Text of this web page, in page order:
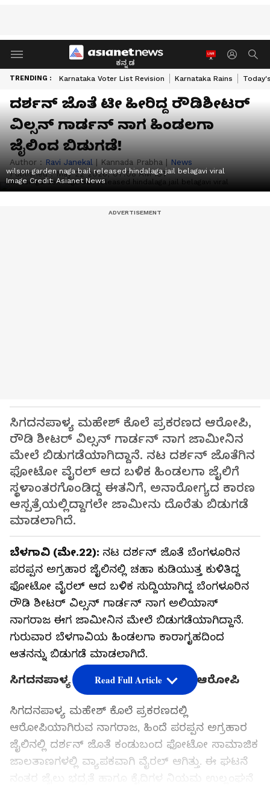
ಕನ್ನಡ
TRENDING : Karnataka Voter List Revision Karnataka Rains
ದರ್ಶನ್‌ ಜೊತೆ ಟೀ ಹೀರಿದ್ದ ರೌಡಿಶೀಟರ್
ವಿಲ್ಸನ್ ಗಾರ್ಡನ್ ನಾಗ ಹಿಂಡಲಗಾ
ಜೈಲಿಂದ ಬಿಡುಗಡೆ!
Author : Ravi Janekal | Kannada Prabha | News
Published :May 22 2026, 07:08 AM IST
wilson garden naga bail released hindalaga jail belagavi viral
Image Credit:Asianet News
ಸಿಗದನಪಾಳ್ಯ ಮಹೇಶ್ ಕೊಲೆ ಪ್ರಕರಣದ ಆರೋಪಿ,
ರೌಡಿ ಶೀಟರ್ ವಿಲ್ಸನ್ ಗಾರ್ಡನ್ ನಾಗ ಜಾಮೀನಿನ
ಮೇಲೆ ಬಿಡುಗಡೆಯಾಗಿದ್ದಾನೆ. ನಟ ದರ್ಶನ್ ಜೊತೆಗಿನ
ಫೋಟೋ ವೈರಲ್ ಆದ ಬಳಿಕ ಹಿಂಡಲಗಾ ಜೈಲಿಗೆ
ಸ್ಥಳಾಂತರಗೊಂಡಿದ್ದ ಈತನಿಗೆ, ಅನಾರೋಗ್ಯದ ಕಾರಣ
ಆಸ್ಪತ್ರೆಯಲ್ಲಿದ್ದಾಗಲೇ ಜಾಮೀನು ದೊರೆತು ಬಿಡುಗಡೆ
ಮಾಡಲಾಗಿದೆ.
ಬೆಳಗಾವಿ (ಮೇ.22): ನಟ ದರ್ಶನ್ ಜೊತೆ ಬೆಂಗಳೂರಿನ
ಪರಪ್ಪನ ಅಗ್ರಹಾರ ಜೈಲಿನಲ್ಲಿ ಚಹಾ ಕುಡಿಯುತ್ತ ಕುಳಿತಿದ್ದ
ಫೋಟೋ ವೈರಲ್ ಆದ ಬಳಿಕ ಸುದ್ದಿಯಾಗಿದ್ದ ಬೆಂಗಳೂರಿನ
ರೌಡಿ ಶೀಟರ್ ವಿಲ್ಸನ್ ಗಾರ್ಡನ್ ನಾಗ ಅಲಿಯಾಸ್
ನಾಗರಾಜ ಈಗ ಜಾಮೀನಿನ ಮೇಲೆ ಬಿಡುಗಡೆಯಾಗಿದ್ದಾನೆ.
ಗುರುವಾರ ಬೆಳಗಾವಿಯ ಹಿಂಡಲಗಾ ಕಾರಾಗೃಹದಿಂದ
ಆತನನ್ನು ಬಿಡುಗಡೆ ಮಾಡಲಾಗಿದೆ.
ಸಿಗದನಪಾಳ್ಯ ಮಹೇಶ್ ಕೊಲೆ ಪ್ರಕರಣದ ಆರೋಪಿ
ಸಿಗದನಪಾಳ್ಯ ಮಹೇಶ್ ಕೊಲೆ ಪ್ರಕರಣದಲ್ಲಿ
ಆರೋಪಿಯಾಗಿರುವ ನಾಗರಾಜ, ಹಿಂದೆ ಪರಪ್ಪನ ಅಗ್ರಹಾರ
ಜೈಲಿನಲ್ಲಿ ದರ್ಶನ್ ಜೊತೆ ಕಂಡುಬಂದ ಫೋಟೋ ಸಾಮಾಜಿಕ
ಜಾಲತಾಣಗಳಲ್ಲಿ ವ್ಯಾಪಕವಾಗಿ ವೈರಲ್ ಆಗಿತ್ತು. ಈ ಘಟನೆ
Read Full Article